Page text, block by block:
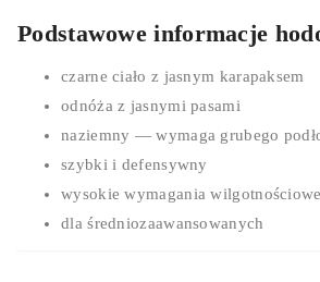
Podstawowe informacje
czarne ciało z jasnym karapaksem
odnóża z jasnymi pasami
naziemny — wymaga grubego
szybki i defensywny
wysokie wymagania wilgotnościowe
dla średniozaawansowanych